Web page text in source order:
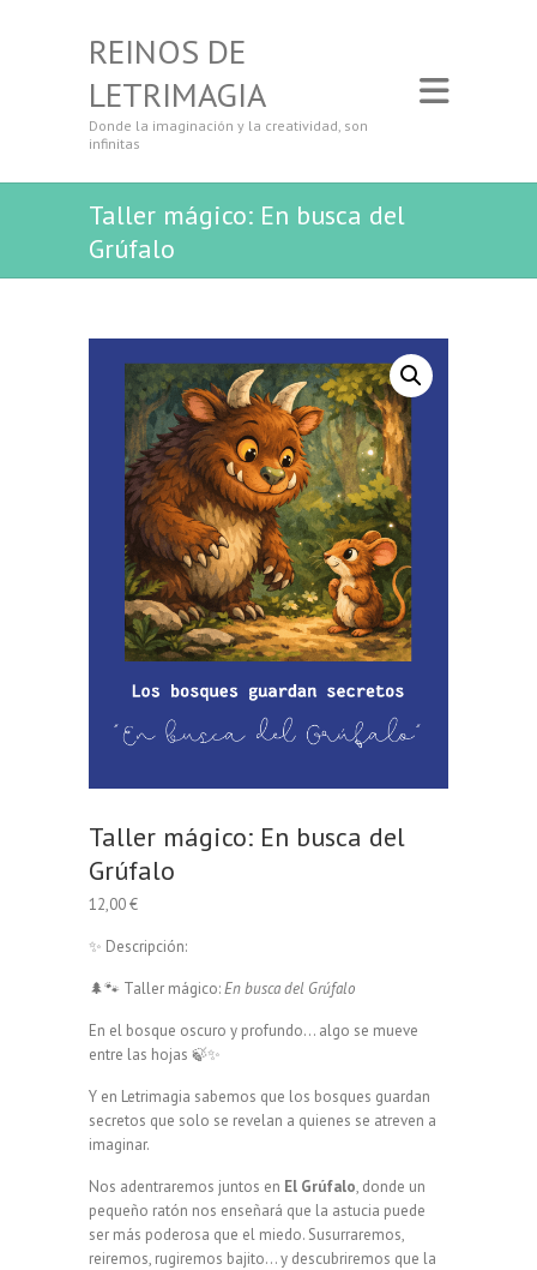
REINOS DE
LETRIMAGIA
Donde la imaginación y la creatividad, son
infinitas
Taller mágico: En busca del
Grúfalo
Taller mágico: En busca del
Grúfalo
12,00€
✨ Descripción:
🌲🐾 Taller mágico:En busca del Grúfalo
En el bosque oscuro y profundo… algo se mueve
entre las hojas 🍃✨
Y en Letrimagia sabemos que los bosques guardan
secretos que solo se revelan a quienes se atreven a
imaginar.
Nos adentraremos juntos en El Grúfalo, donde un
pequeño ratón nos enseñará que la astucia puede
ser más poderosa que el miedo. Susurraremos,
reiremos, rugiremos bajito… y descubriremos que la